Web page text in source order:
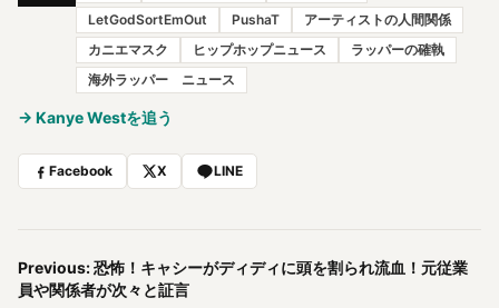
LetGodSortEmOut
PushaT
アーティストの人間関係
カニエマスク
ヒップホップニュース
ラッパーの確執
海外ラッパー ニュース
→ Kanye Westを追う
Facebook X LINE
Previous: 恐怖！キャシーがディディに頭を割られ流血！元従業
員や関係者が次々と証言